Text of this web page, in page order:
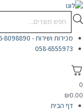
Products
search
מכירות ושירות - 076-8098890
058-6555973
₪
דף הבית